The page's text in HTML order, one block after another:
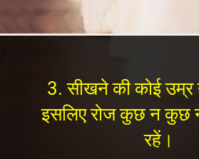
3. सीखने की कोई उम्र
इसलिए रोज कुछ न कुछ
रहें।